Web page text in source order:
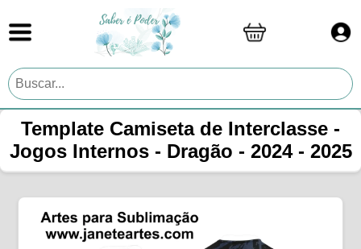
Template Camiseta de Interclasse -
Jogos Internos - Dragão - 2024 - 2025